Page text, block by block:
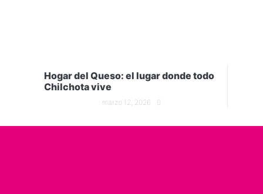
Hogar del Queso: el lugar donde todo
Chilchota vive
marzo 12, 2026 0